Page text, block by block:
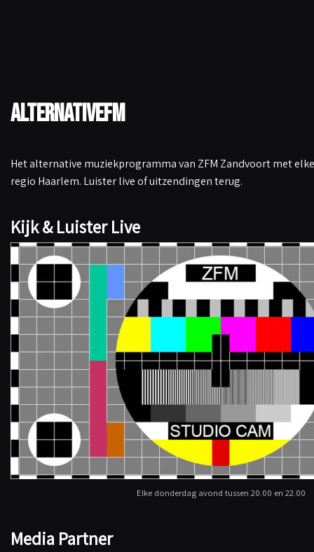
AlternativeFM
Het alternative muziekprogramma van ZFM Zandvoort met
regio Haarlem. Luister live of uitzendingen terug.
Kijk & Luister Live
Elke donderdag avond tussen 20.00 en 22.00
Media Partner